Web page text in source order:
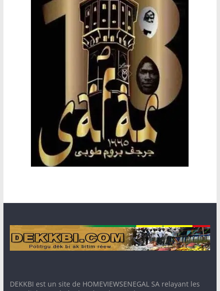
DEKKBI est un site de HOMEVIEWSENEGAL SA relayant les